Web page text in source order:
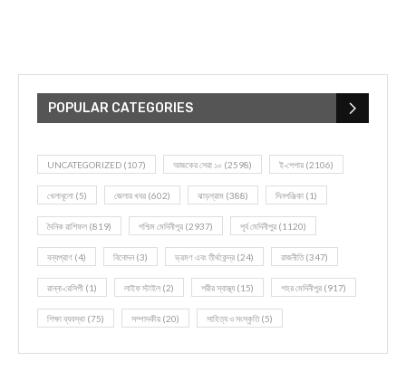
POPULAR CATEGORIES
UNCATEGORIZED (107) আজকের সেরা ১০ (2598) ই-পেপার (2106)
খেলাধূলো (5) জেলার খবর (602) ঝাড়গ্রাম (388) দিনপঞ্জিকা (1)
দৈনিক রাশিফল (819) পশ্চিম মেদিনীপুর (2937) পূর্ব মেদিনীপুর (1120)
বন্যপ্রাণ (4) বিনোদন(3) ভ্রমণ এবং তীর্থকেন্দ্র (24) রাজনীতি(347)
রান্না-রেসিপী (1) লাইফ স্টাইল (2) শরীর স্বাস্থ্য (15) শহর মেদিনীপুর (917)
শিক্ষা ব্যবস্থা (75) সম্পাদকীয় (20) সাহিত্য ও সংস্কৃতি(5)